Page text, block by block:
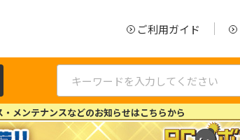
ご利用ガイド
メンテナンスなどのお知らせはこちらから